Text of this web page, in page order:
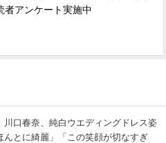
者アンケート実施中
川口春奈、純白ウエディングドレス姿
んとに綺麗」「この笑顔が切なすぎ